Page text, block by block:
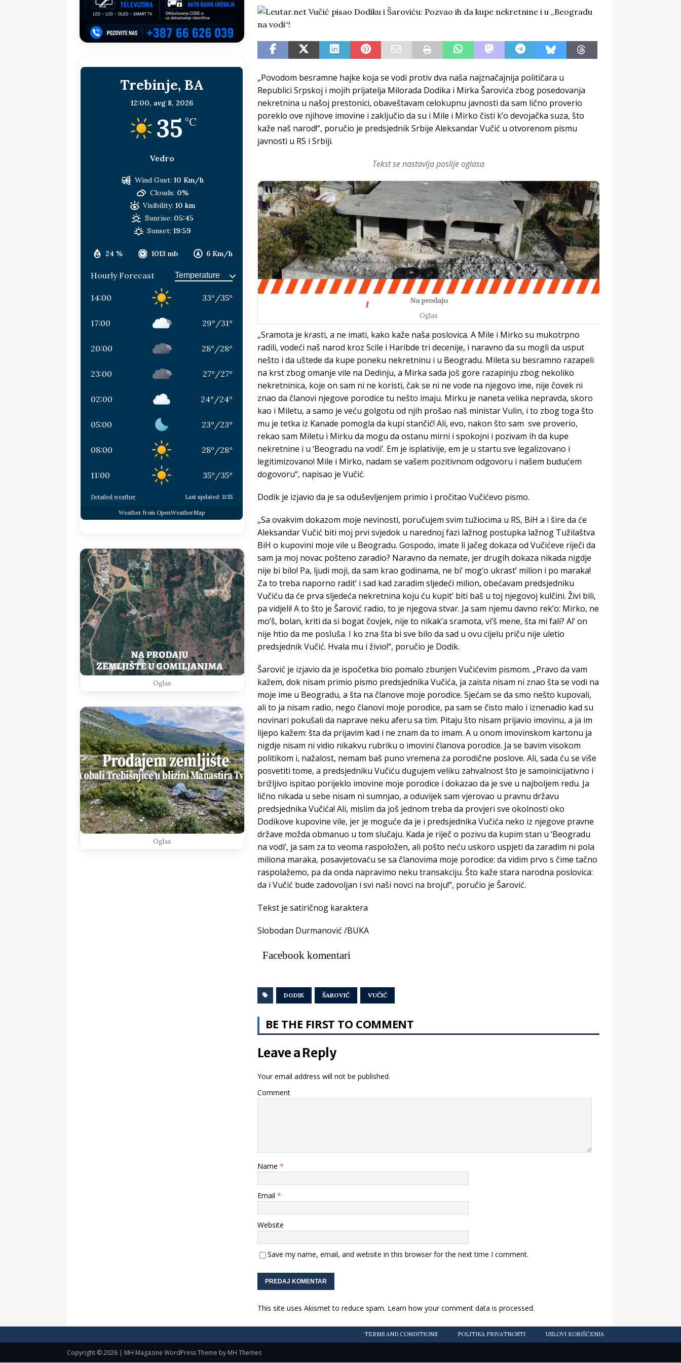
sljedeća meta!? BOSNA I HERCEGOVINA
[ 14. jul 2026. ] Budimiru je jako žao!
Dodik i Vučić nisu u sukobu, pogotovo nisu zbog Eleka LIČNI STAV
[ 11. jul 2026. ] Ako se povučemo i sve im prepustimo, ostaće nam samo siledžije i tišina
HERCEGOVINA
[ 9. jul 2026. ] RTRS-u blokirani svi računi REPUBLIKA SRPSKA
[ 30. jul 2026. ] Uhapšen bivši gradonačelnik Splita, Željko Kerum SVIJET
„Povodom besramne hajke koja se vodi protiv dva naša najznačajnija političara u
Republici Srpskoj i mojih prijatelja Milorada Dodika i Mirka Šarovića zbog posedovanja
nekretnina u našoj prestonici, obaveštavam celokupnu javnosti da sam lično proverio
poreklo ove njihove imovine i zaključio da su i Mile i Mirko čisti k’o devojačka suza, što
kaže naš narod!“, poručio je predsjednik Srbije Aleksandar Vučić u otvorenom pismu
javnosti u RS i Srbiji.
Tekst se nastavlja poslije oglasa
Oglas
„Sramota je krasti, a ne imati, kako kaže naša poslovica. A Mile i Mirko su mukotrpno
radili, vodeći naš narod kroz Scile i Haribde tri decenije, i naravno da su mogli da usput
nešto i da uštede da kupe poneku nekretninu i u Beogradu. Mileta su besramno razapeli
na krst zbog omanje vile na Dedinju, a Mirka sada još gore razapinju zbog nekoliko
nekretninica, koje on sam ni ne koristi, čak se ni ne vode na njegovo ime, nije čovek ni
znao da članovi njegove porodice tu nešto imaju. Mirku je naneta velika nepravda, skoro
kao i Miletu, a samo je veću golgotu od njih prošao naš ministar Vulin, i to zbog toga što
mu je tetka iz Kanade pomogla da kupi stančić! Ali, evo, nakon što sam sve proverio,
rekao sam Miletu i Mirku da mogu da ostanu mirni i spokojni i pozivam ih da kupe
nekretnine i u ‘Beogradu na vodi’. Em je isplativije, em je u startu sve legalizovano i
legitimizovano! Mile i Mirko, nadam se vašem pozitivnom odgovoru i našem budućem
dogovoru“, napisao je Vučić.
Dodik je izjavio da je sa oduševljenjem primio i pročitao Vučićevo pismo.
„Sa ovakvim dokazom moje nevinosti, poručujem svim tužiocima u RS, BiH a i šire da će
Aleksandar Vučić biti moj prvi svjedok u narednoj fazi lažnog postupka lažnog Tužilaštva
BiH o kupovini moje vile u Beogradu. Gospodo, imate li jačeg dokaza od Vučićeve riječi da
sam ja moj novac pošteno zaradio? Naravno da nemate, jer drugih dokaza nikada nigdje
nije bi bilo! Pa, ljudi moji, da sam krao godinama, ne bi’ mog’o ukrast’ milion i po maraka!
Za to treba naporno radit’ i sad kad zaradim sljedeći milion, obećavam predsjedniku
Vučiću da će prva sljedeća nekretnina koju ću kupit’ biti baš u toj njegovoj kulčini. Živi bili,
pa vidjeli! A to što je Šarović radio, to je njegova stvar. Ja sam njemu davno rek’o: Mirko, ne
mo’š, bolan, kriti da si bogat čovjek, nije to nikak’a sramota, vi’š mene, šta mi fali? Al’ on
nije htio da me posluša. I ko zna šta bi sve bilo da sad u ovu cijelu priču nije uletio
predsjednik Vučić. Hvala mu i živio!“, poručio je Dodik.
Šarović je izjavio da je ispočetka bio pomalo zbunjen Vučićevim pismom. „Pravo da vam
kažem, dok nisam primio pismo predsjednika Vučića, ja zaista nisam ni znao šta se vodi na
moje ime u Beogradu, a šta na članove moje porodice. Sjećam se da smo nešto kupovali,
ali to ja nisam radio, nego članovi moje porodice, pa sam se čisto malo i iznenadio kad su
novinari pokušali da naprave neku aferu sa tim. Pitaju što nisam prijavio imovinu, a ja im
lijepo kažem: šta da prijavim kad i ne znam da to imam. A u onom imovinskom kartonu ja
nigdje nisam ni vidio nikakvu rubriku o imovini članova porodice. Ja se bavim visokom
politikom i, nažalost, nemam baš puno vremena za porodične poslove. Ali, sada ću se više
posvetiti tome, a predsjedniku Vučiću dugujem veliku zahvalnost što je samoinicijativno i
brižljivo ispitao porijeklo imovine moje porodice i dokazao da je sve u najboljem redu. Ja
lično nikada u sebe nisam ni sumnjao, a oduvijek sam vjerovao u pravnu državu
predsjednika Vučića! Ali, mislim da još jednom treba da provjeri sve okolnosti oko
Dodikove kupovine vile, jer je moguće da je i predsjednika Vučića neko iz njegove pravne
države možda obmanuo u tom slučaju. Kada je riječ o pozivu da kupim stan u ‘Beogradu
na vodi’, ja sam za to veoma raspoložen, ali pošto neću uskoro uspjeti da zaradim ni pola
miliona maraka, posavjetovaću se sa članovima moje porodice: da vidim prvo s čime tačno
raspolažemo, pa da onda napravimo neku transakciju. Što kaže stara narodna poslovica:
da i Vučić bude zadovoljan i svi naši novci na broju!“, poručio je Šarović.
Tekst je satiričnog karaktera
Slobodan Durmanović /BUKA
Facebook komentari
DODIK ŠAROVIĆ VUČIĆ
BE THE FIRST TO COMMENT
Leave a Reply
Your email address will not be published.
Comment
Name *
Email *
Website
Save my name, email, and website in this browser for the next time I comment.
This site uses Akismet to reduce spam. Learn how your comment data is processed.
Trebinje, BA
12:00, avg 8, 2026
35 °C
Vedro
24 % 1013 mb 6 Km/h
Wind Gust: 10 Km/h
Clouds: 0%
Visibility: 10 km
Sunrise: 05:45
Sunset: 19:59
Hourly Forecast
14:00 33° /35°
17:00 29° /31°
20:00 28° /28°
23:00 27° /27°
02:00 24° /24°
05:00 23° /23°
08:00 28° /28°
11:00 35° /35°
Detailed weather Last updated: 11:55
Weather from OpenWeatherMap
Oglas
Oglas
TERMS AND CONDITIONS POLITIKA PRIVATNOSTI USLOVI KORIŠĆENJA
Copyright © 2026 | MH Magazine WordPress Theme by MH Themes